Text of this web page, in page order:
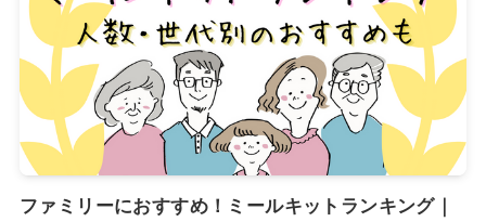
ファミリーにおすすめ！ミールキットランキング｜